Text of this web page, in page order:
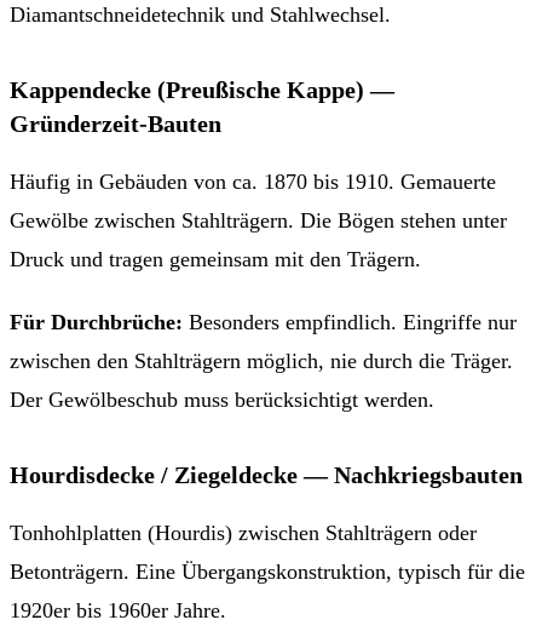
Diamantschneidetechnik und Stahlwechsel.
Kappendecke (Preußische Kappe) —
Gründerzeit-Bauten
Häufig in Gebäuden von ca. 1870 bis 1910. Gemauerte
Gewölbe zwischen Stahlträgern. Die Bögen stehen unter
Druck und tragen gemeinsam mit den Trägern.
Für Durchbrüche: Besonders empfindlich. Eingriffe nur
zwischen den Stahlträgern möglich, nie durch die Träger.
Der Gewölbeschub muss berücksichtigt werden.
Hourdisdecke / Ziegeldecke — Nachkriegsbauten
Tonhohlplatten (Hourdis) zwischen Stahlträgern oder
Betonträgern. Eine Übergangskonstruktion, typisch für die
1920er bis 1960er Jahre.